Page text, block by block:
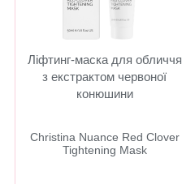
Ліфтинг-маска для обличчя
з екстрактом червоної
конюшини
Christina Nuance Red Clover
Tightening Mask